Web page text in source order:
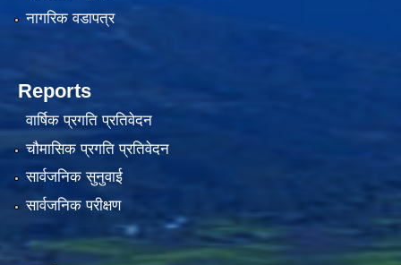
नागरिक वडापत्र
Reports
वार्षिक प्रगति प्रतिवेदन
चौमासिक प्रगति प्रतिवेदन
सार्वजनिक सुनुवाई
सार्वजनिक परीक्षण